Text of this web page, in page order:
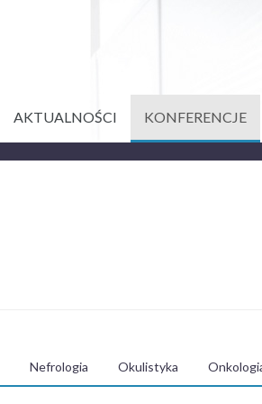
AKTUALNOŚCI KONFERENCJE
Nefrologia Okulistyka